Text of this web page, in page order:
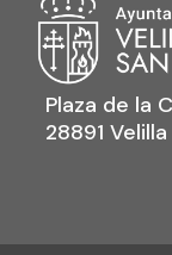
Plaza de la
28891